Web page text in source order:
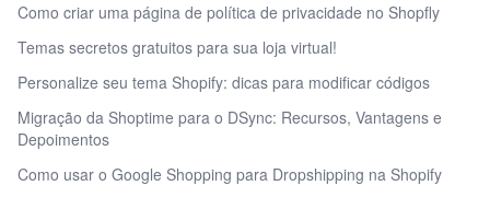
Como criar uma página de política de privacidade no Shopfly
Temas secretos gratuitos para sua loja virtual!
Personalize seu tema Shopify: dicas para modificar códigos
Migração da Shoptime para o DSync: Recursos, Vantagens e
Depoimentos
Como usar o Google Shopping para Dropshipping na Shopify